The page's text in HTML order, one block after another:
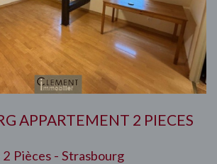
APPARTEMENT 2 PIECES
2 Pièces - Strasbourg